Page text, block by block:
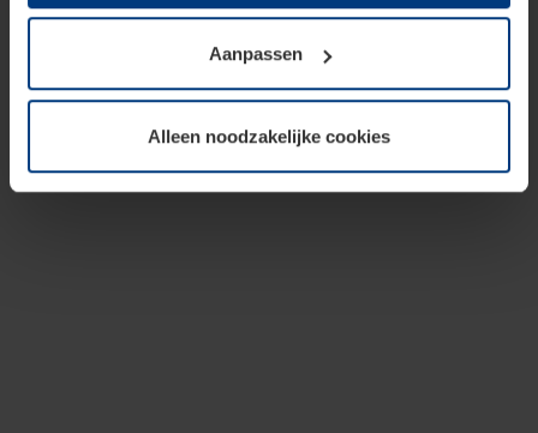
onze pagina's absoluut noodzakelijk is. Voor alle andere
soorten cookies is uw toestemming vereist. Uw
toestemming kunt u op elk moment bij de uitleg van de
wijzigen of herroepen.
Aanpassen
Alleen noodzakelijke cookies